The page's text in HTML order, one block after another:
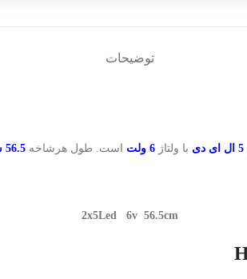
توضیحات
5 ال ای دی با ولتاژ 6 ولت است. طول هرشاخه 56.5 سانتی متر
2x5Led 6v 56.5cm